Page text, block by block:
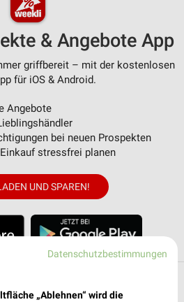
& Angebote App
griffbereit – mit der kostenlosen
für iOS & Android.
Angebote
bei neuen Prospekten
stressfrei planen
UND SPAREN!
Datenschutzbestimmungen
„Ablehnen“ wird die